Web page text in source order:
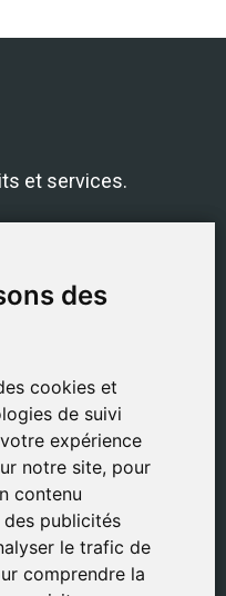
des
cookies et
de suivi
expérience
notre site, pour
contenu
publicités
le trafic de
comprendre la
des
cookies et
de suivi
expérience
notre site, pour
contenu
publicités
le trafic de
comprendre la
et services.